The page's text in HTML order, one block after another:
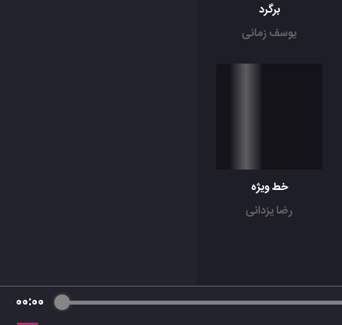
برگرد
یوسف زمانی
خط ویژه
رضا یزدانی
00:00